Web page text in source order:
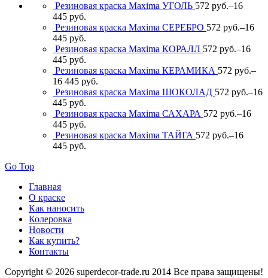
Резиновая краска Maxima УГОЛЬ 572 руб.–16
445 руб.
Резиновая краска Maxima СЕРЕБРО 572 руб.–16
445 руб.
Резиновая краска Maxima КОРАЛЛ 572 руб.–16
445 руб.
Резиновая краска Maxima КЕРАМИКА 572 руб.–
16 445 руб.
Резиновая краска Maxima ШОКОЛАД 572 руб.–16
445 руб.
Резиновая краска Maxima САХАРА 572 руб.–16
445 руб.
Резиновая краска Maxima ТАЙГА 572 руб.–16
445 руб.
Go Top
Главная
О краске
Как наносить
Колеровка
Новости
Как купить?
Контакты
Copyright © 2026 superdecor-trade.ru 2014 Все права защищены!